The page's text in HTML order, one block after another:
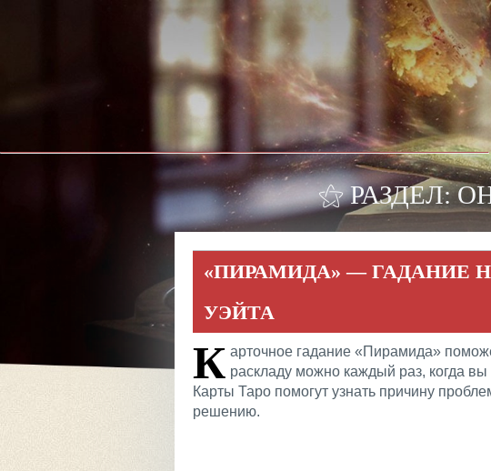
⚝ РАЗДЕЛ:
«ПИРАМИДА» — ГАДАНИЕ
УЭЙТА
К арточное гадание «Пирамида»
раскладу можно каждый раз, когда
Карты Таро помогут узнать причину
решению.